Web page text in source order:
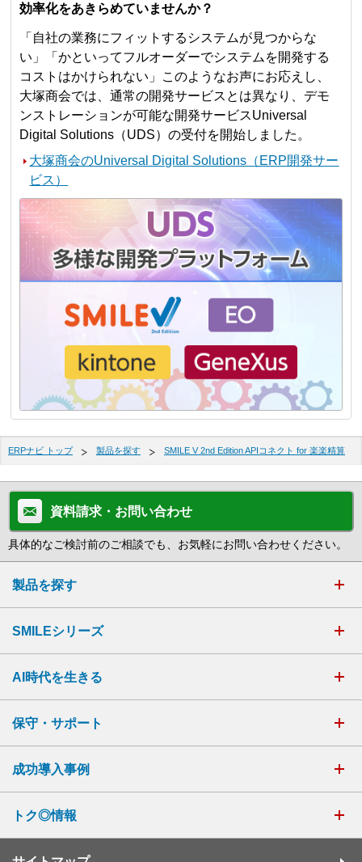
効率化をあきらめていませんか？
「自社の業務にフィットするシステムが見つからな
い」「かといってフルオーダーでシステムを開発する
コストはかけられない」このようなお声にお応えし、
大塚商会では、通常の開発サービスとは異なり、デモ
ンストレーションが可能な開発サービスUniversal
Digital Solutions（UDS）の受付を開始しました。
大塚商会のUniversal Digital Solutions（ERP開発サー
ビス）
ERPナビ トップ 製品を探す SMILE V 2nd Edition APIコネクト for 楽楽精算
資料請求・お問い合わせ
具体的なご検討前のご相談でも、お気軽にお問い合わせください。
製品を探す
SMILEシリーズ
AI時代を生きる
保守・サポート
成功導入事例
トク◎情報